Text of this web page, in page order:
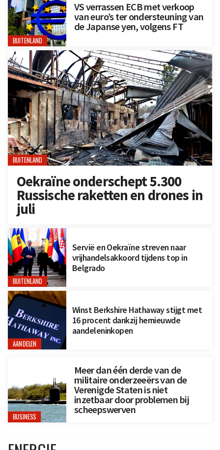
BUITENLAND
VS verrassen ECB met verkoop
van euro’s ter ondersteuning van
de Japanse yen, volgens FT
BUITENLAND
Oekraïne onderschept 5.300
Russische raketten en drones in
juli
BUITENLAND
Servië en Oekraïne streven naar
vrijhandelsakkoord tijdens top in
Belgrado
AANDELEN
Winst Berkshire Hathaway stijgt met
16 procent dankzij hernieuwde
aandeleninkopen
BUSINESS
Meer dan één derde van de
militaire onderzeeërs van de
Verenigde Staten is niet
inzetbaar door problemen bij
scheepswerven